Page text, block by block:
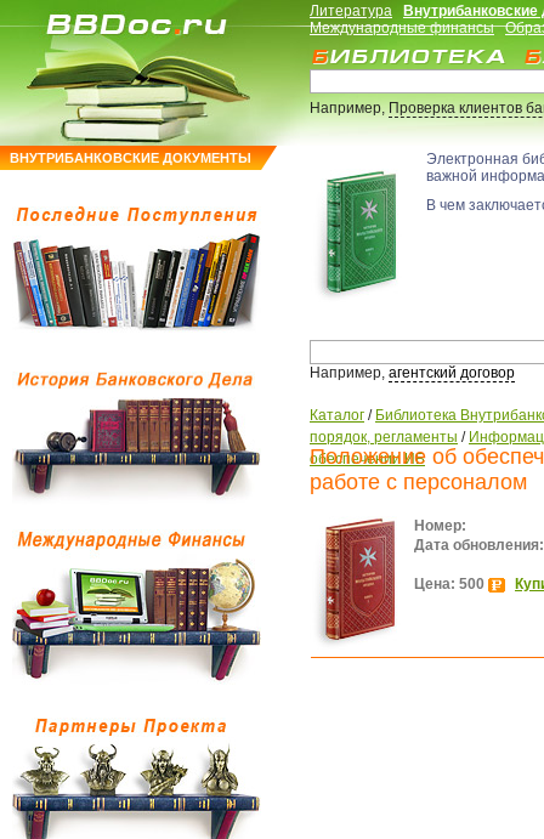
ВНУТРИБАНКОВСКИЕ ДОКУМЕНТЫ
Литература
Международные финансы
Например,Проверка клиентов
Электронная
важной
В чем
Например, агентский договор
Каталог / Библиотека
порядок, регламенты /
обеспечении ИБ
Положение об
работе с персоналом
Номер:
Дата обновления:
Цена: 500